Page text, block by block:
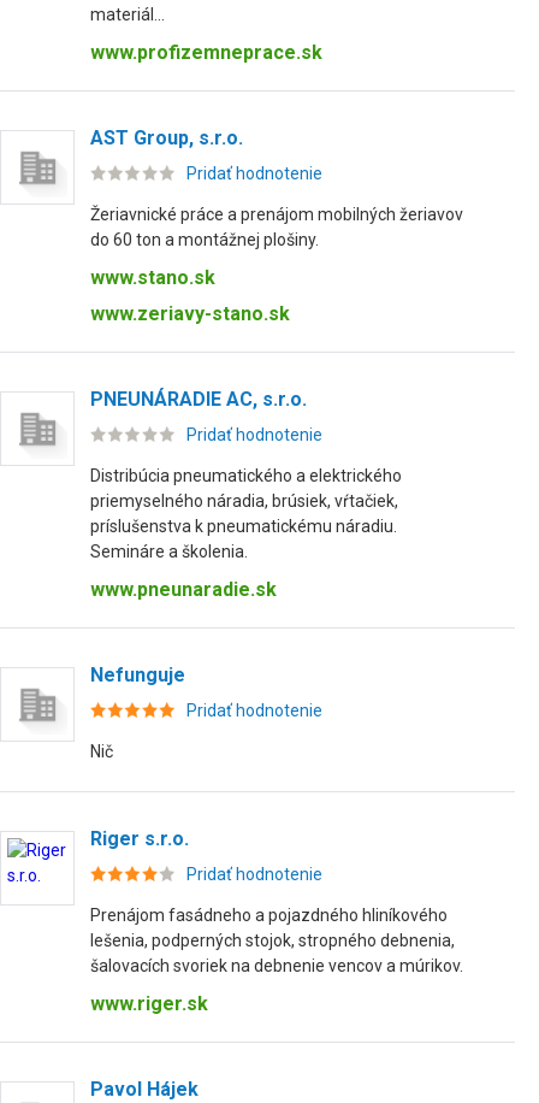
materiál...
www.profizemneprace.sk
AST Group, s.r.o.
Pridať hodnotenie
Žeriavnické práce a prenájom mobilných žeriavov
do 60 ton a montážnej plošiny.
www.stano.sk
www.zeriavy-stano.sk
PNEUNÁRADIE AC, s.r.o.
Pridať hodnotenie
Distribúcia pneumatického a elektrického
priemyselného náradia, brúsiek, vŕtačiek,
príslušenstva k pneumatickému náradiu.
Semináre a školenia.
www.pneunaradie.sk
Nefunguje
Pridať hodnotenie
Nič
Riger s.r.o.
Pridať hodnotenie
Prenájom fasádneho a pojazdného hliníkového
lešenia, podperných stojok, stropného debnenia,
šalovacích svoriek na debnenie vencov a múrikov.
www.riger.sk
Pavol Hájek